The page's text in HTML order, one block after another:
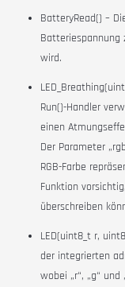
BatteryRead() –
Batteriespannung
wird.
Run()-Handler
einen
Der Parameter
RGB-Farbe
Funktion
überschreiben
LED(uint8_t r,
der integrierten
wobei „r“, „g“